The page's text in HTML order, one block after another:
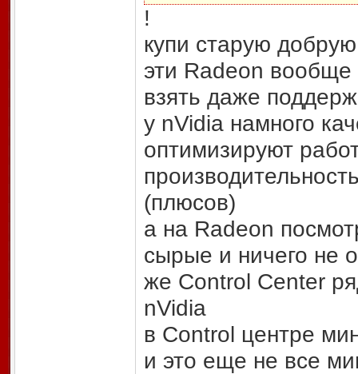
!
купи старую
эти Radeon
взять даже
у nVidia намного
оптимизируют
(плюсов)
а на Radeon
сырые и ничего не
же Control Center
nVidia
в Control центре
и это еще не все